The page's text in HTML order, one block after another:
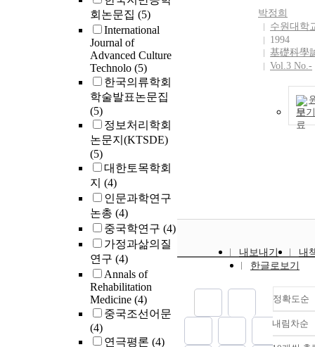
회논문집 (5)
International
Journal of
Advanced Culture
Technolo (5)
한국의류학회
학술발표논문집
(5)
정보처리학회
논문지(KTSDE)
(5)
대한토목학회
지 (4)
인문과학연구
논총 (4)
중국학연구 (4)
가정과삶의질
연구 (4)
Annals of
Rehabilitation
Medicine (4)
중국조선어문
(4)
연극평론 (4)
박정희
수원대학
1994
基礎科學
Vol.3 No.-
보기
내보내기
내
한글로보기
정확도순
정
순
내림차순